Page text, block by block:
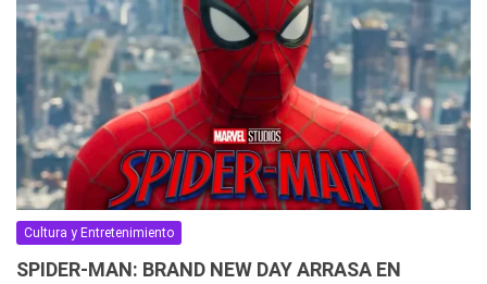
Cultura y Entretenimiento
SPIDER-MAN: BRAND NEW DAY ARRASA EN